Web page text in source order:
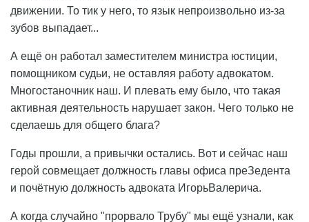
движении. То тик у него, то язык непроизвольно из-за
зубов выпадает...
А ещё он работал заместителем министра юстиции,
помощником судьи, не оставляя работу адвокатом.
Многостаночник наш. И плевать ему было, что такая
активная деятельность нарушает закон. Чего только не
сделаешь для общего блага?
Годы прошли, а привычки остались. Вот и сейчас наш
герой совмещает должность главы офиса преЗедента
и почётную должность адвоката ИгорьВалерича.
А когда случайно "прорвало Трубу" мы ещё узнали, как